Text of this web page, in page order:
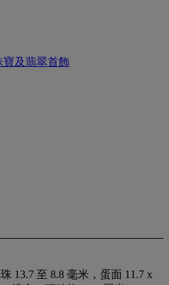
寶及翡翠首飾
13.7 至 8.8 毫米，蛋面 11.7 x